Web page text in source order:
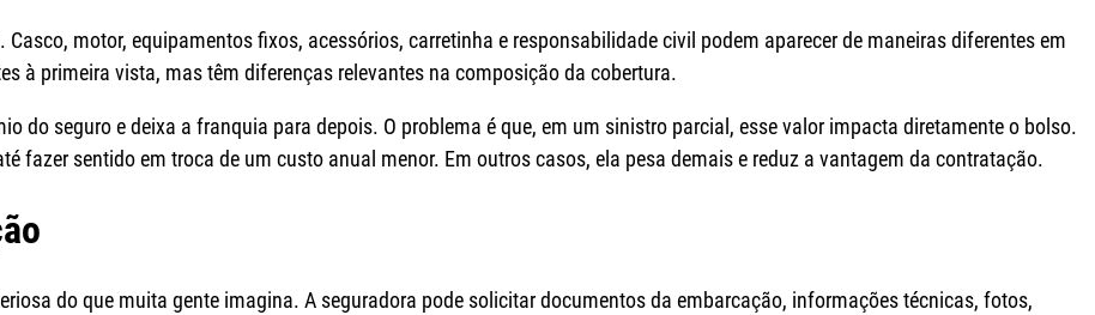
motor, equipamentos fixos, acessórios, carretinha e responsabilidade civil podem aparecer de maneiras diferentes em
à primeira vista, mas têm diferenças relevantes na composição da cobertura.
do seguro e deixa a franquia para depois. O problema é que, em um sinistro parcial, esse valor impacta diretamente o bolso.
fazer sentido em troca de um custo anual menor. Em outros casos, ela pesa demais e reduz a vantagem da contratação.
do que muita gente imagina. A seguradora pode solicitar documentos da embarcação, informações técnicas, fotos,